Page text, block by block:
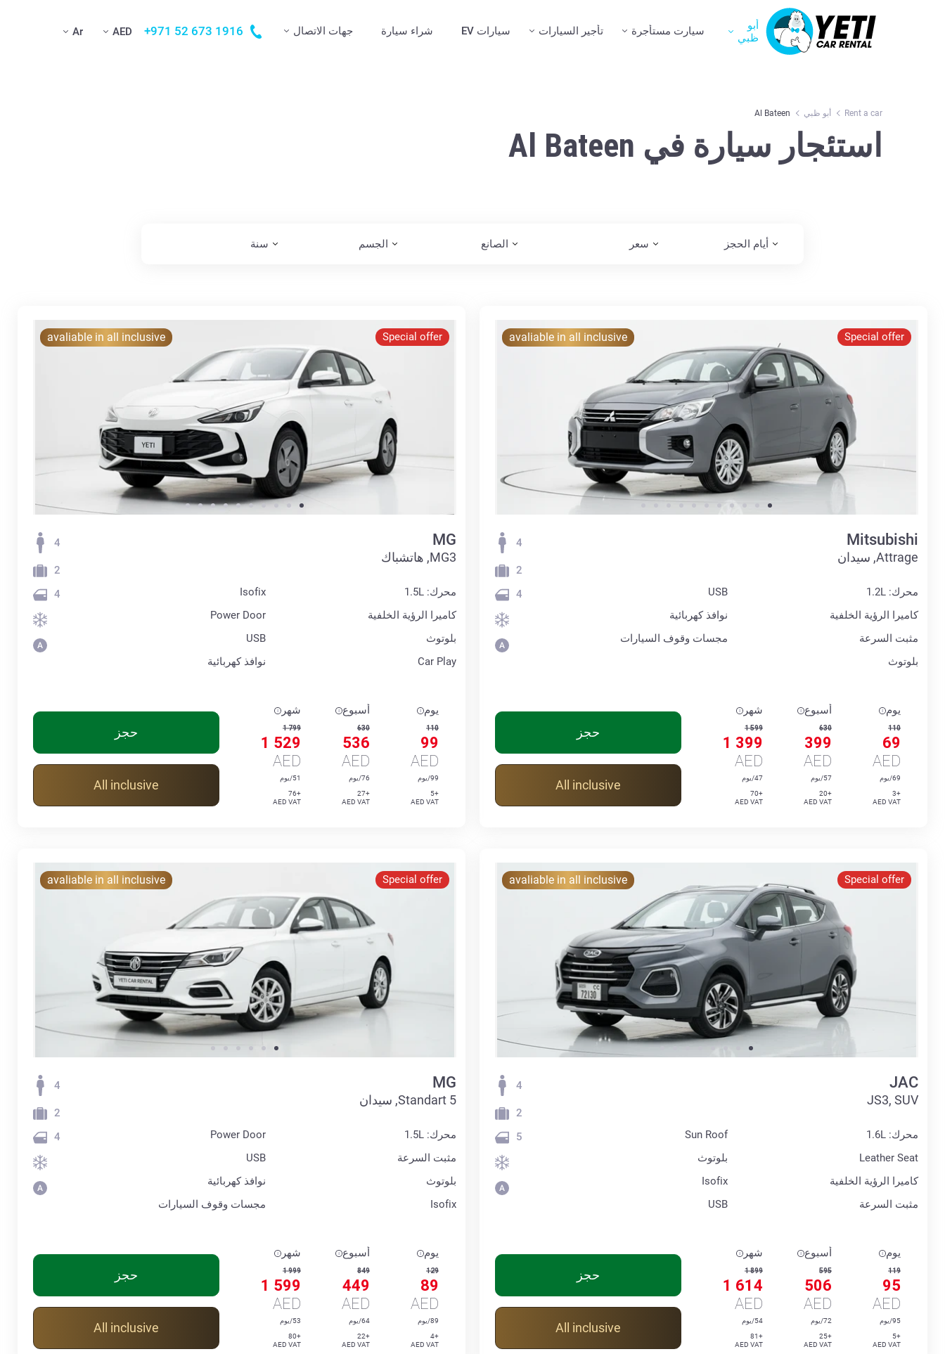
أبو
ظبي
سيارت مستأجرة تأجير السيارات سيارات EV شراء سيارة جهات الاتصال +971 52 673 1916
AED
Ar
Rent a car أبو ظبي Al Bateen
استئجار سيارة في Al Bateen
أيام الحجز سعر الصانع الجسم سنة
Special offer
avaliable in all inclusive
Mitsubishi
Attrage, سيدان
محرك: 1.2L
كاميرا الرؤية الخلفية
مثبت السرعة
بلوتوث
USB
نوافذ كهربائية
مجسات وقوف السيارات
4
2
4
يوم
110
69
AED
69/يوم
+3
AED VAT
أسبوع
630
399
AED
57/يوم
+20
AED VAT
شهر
1 599
1 399
AED
47/يوم
+70
AED VAT
حجز
All inclusive
Special offer
avaliable in all inclusive
MG
MG3, هاتشباك
محرك: 1.5L
كاميرا الرؤية الخلفية
بلوتوث
Car Play
Isofix
Power Door
USB
نوافذ كهربائية
4
2
4
يوم
110
99
AED
99/يوم
+5
AED VAT
أسبوع
630
536
AED
76/يوم
+27
AED VAT
شهر
1 799
1 529
AED
51/يوم
+76
AED VAT
حجز
All inclusive
Special offer
avaliable in all inclusive
JAC
JS3, SUV
محرك: 1.6L
Leather Seat
كاميرا الرؤية الخلفية
مثبت السرعة
Sun Roof
بلوتوث
Isofix
USB
4
2
5
يوم
119
95
AED
95/يوم
+5
AED VAT
أسبوع
595
506
AED
72/يوم
+25
AED VAT
شهر
1 899
1 614
AED
54/يوم
+81
AED VAT
حجز
All inclusive
Special offer
avaliable in all inclusive
MG
5 Standart, سيدان
محرك: 1.5L
مثبت السرعة
بلوتوث
Isofix
Power Door
USB
نوافذ كهربائية
مجسات وقوف السيارات
4
2
4
يوم
129
89
AED
89/يوم
+4
AED VAT
أسبوع
849
449
AED
64/يوم
+22
AED VAT
شهر
1 999
1 599
AED
53/يوم
+80
AED VAT
حجز
All inclusive